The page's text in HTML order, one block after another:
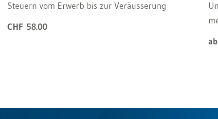
Steuern vom Erwerb bis zur Veräusserung
CHF 58.00